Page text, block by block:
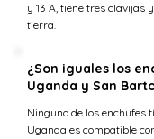
y 13 A, tiene tres clavijas
tierra.
¿Son iguales los
Uganda y San
Ninguno de los enchufes
Uganda es compatible